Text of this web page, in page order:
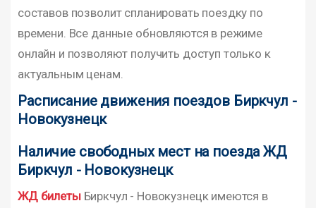
составов позволит спланировать поездку по
времени. Все данные обновляются в режиме
онлайн и позволяют получить доступ только к
актуальным ценам.
Расписание движения поездов Биркчул -
Новокузнецк
Наличие свободных мест на поезда ЖД
Биркчул - Новокузнецк
ЖД билетыБиркчул - Новокузнецк имеются в